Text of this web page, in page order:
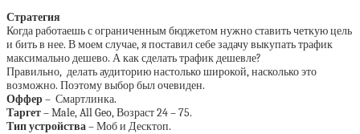
Стратегия
Когда работаешь с ограниченным бюджетом нужно ставить четкую цель
и бить в нее. В моем случае, я поставил себе задачу выкупать трафик
максимально дешево. А как сделать трафик дешевле?
Правильно, делать аудиторию настолько широкой, насколько это
возможно. Поэтому выбор был очевиден.
Оффер– Смартлинка.
Таргет– Male, All Geo, Возраст 24 – 75.
Тип устройства– Моб и Десктоп.